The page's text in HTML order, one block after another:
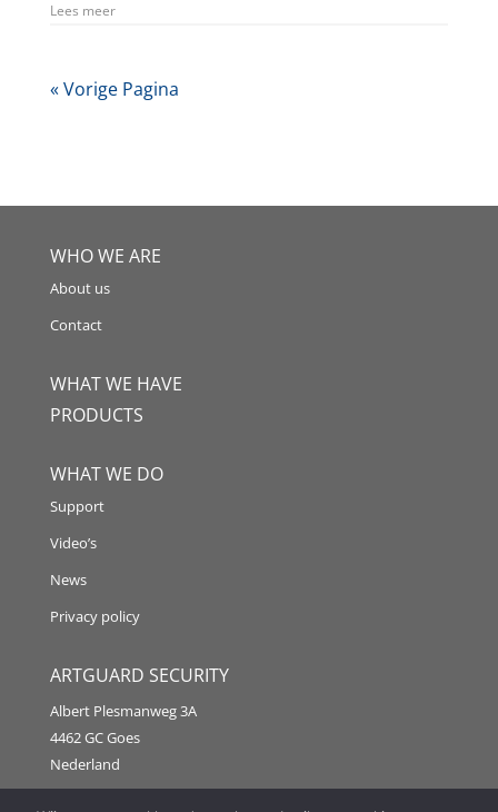
Lees meer
« Vorige Pagina
WHO WE ARE
About us
Contact
WHAT WE HAVE
PRODUCTS
WHAT WE DO
Support
Video’s
News
Privacy policy
ARTGUARD SECURITY
Albert Plesmanweg 3A
4462 GC Goes
Nederland